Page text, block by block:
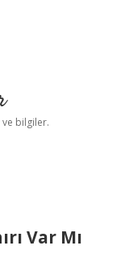
bilgiler.
Var Mı